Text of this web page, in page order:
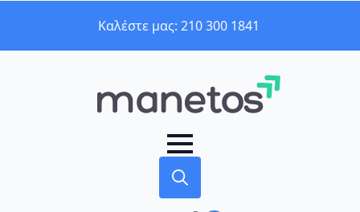
Καλέστε μας: 210 300 1841